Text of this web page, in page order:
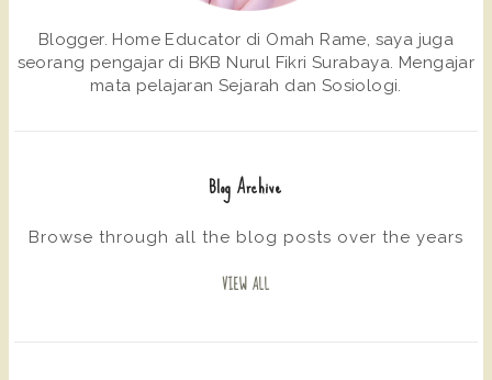
Blogger. Home Educator di Omah Rame, saya juga
seorang pengajar di BKB Nurul Fikri Surabaya. Mengajar
mata pelajaran Sejarah dan Sosiologi.
Blog Archive
Browse through all the blog posts over the years
VIEW ALL